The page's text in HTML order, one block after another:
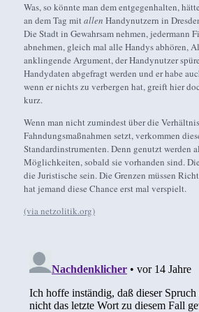
Was, so könnte man dem entgegenhalten,
an dem Tag mitallen Handynutzern in
Die Stadt in Gewahrsam nehmen, jedermann
abnehmen, gleich mal alle Handys abhören,
anklingende Argument, der Handynutzer
Handydaten abgefragt werden und er habe
wenn er nichts zu verbergen hat, greift hier
kurz.
Wenn man nicht zumindest über die
Fahndungsmaßnahmen setzt, verkommen
Standardinstrumenten. Denn genutzt werden
Möglichkeiten, sobald sie vorhanden sind.
die Juristische sein. Die Grenzen müssen
hat jemand diese Chance erst mal verspielt.
(via netzolitik.org)